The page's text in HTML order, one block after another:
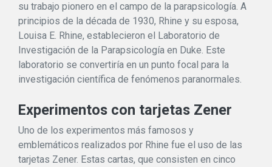
su trabajo pionero en el campo de la parapsicología. A
principios de la década de 1930, Rhine y su esposa,
Louisa E. Rhine, establecieron el Laboratorio de
Investigación de la Parapsicología en Duke. Este
laboratorio se convertiría en un punto focal para la
investigación científica de fenómenos paranormales.
Experimentos con tarjetas Zener
Uno de los experimentos más famosos y
emblemáticos realizados por Rhine fue el uso de las
tarjetas Zener. Estas cartas, que consisten en cinco